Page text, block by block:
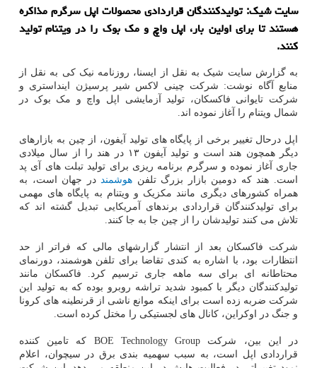
سایت شیک: تولیدکنندگان قراردادی محصولات اپل سرگرم مذاکره
هستند تا برای اولین بار، اپل واچ و مک بوک را در ویتنام تولید
کنند.
به گزارش سایت شیک به نقل از ایسنا، روزنامه نیک کی به نقل از
منابع آگاه نوشت: شرکت چینی لاکس شیر پرسیژن اینداستری و
شرکت تایوانی فاکسکان، تولید آزمایشی اپل واچ و مک بوک در
شمال ویتنام را آغاز نموده اند.
اپل درحال تغییر برخی از پایگاه های تولید آیفون، از چین به بازارهای
دیگر همچون هند است و تولید آیفون ۱۳ در هند را از سال میلادی
جاری آغاز نموده و سرگرم برنامه ریزی برای تولید تبلت های آی پد
است. هند که دومین بازار بزرگ تلفن هوشمنددر جهان است، به
همراه کشورهای دیگری مانند مکزیک و ویتنام به پایگاه های مهمی
برای تولیدکنندگان قراردادی برندهای آمریکایی تبدیل گشته اند که
تلاش می کنند تولیدشان را از چین جا به جا کنند.
شرکت فاکسکان بعد از انتشار گزارشهای مالی که فراتر از حد
انتظارات بود، با اشاره به کندی تقاضا برای تلفن هوشمند، دورنمای
محتاطانه ای برای سه ماهه جاری ترسیم کرد. فاکسکان مانند
تولیدکنندگان دیگر با کمبود شدید تراشه روبرو بوده که به تولید این
شرکت ضربه زده است برای اینکه موانع ناشی از قرنطینه های کرونا
و جنگ در اوکراین، کانال های لجستیکی را مختل کرده است.
در این بین، شرکت BOE Technology Group که تامین کننده
قراردادی اپل است، به سبب سهمیه بندی برق در سیچوان، اعلام